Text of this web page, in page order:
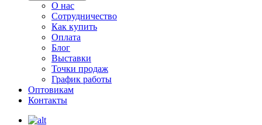
О нас
Сотрудничество
Как купить
Оплата
Блог
Выставки
Точки продаж
График работы
Оптовикам
Контакты